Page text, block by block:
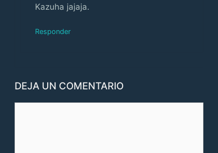
Kazuha jajaja.
Responder
DEJA UN COMENTARIO